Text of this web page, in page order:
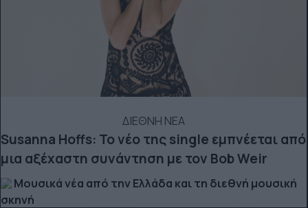
ΔΙΕΘΝΗ ΝΕΑ
Susanna Hoffs: Το νέο της single εμπνέεται από
μια αξέχαστη συνάντηση με τον Bob Weir
Μουσικά νέα από την Ελλάδα και τη διεθνή μουσική
σκηνή